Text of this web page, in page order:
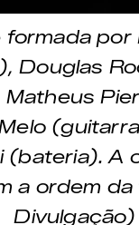
formada por
Douglas
(bateria). A
a ordem
Divulgação)